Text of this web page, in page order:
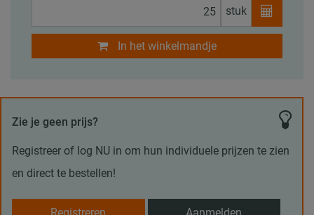
stuk
In het winkelmandje
Zie je geen prijs?
Registreer of log NU in om hun individuele prijzen te zien
en direct te bestellen!